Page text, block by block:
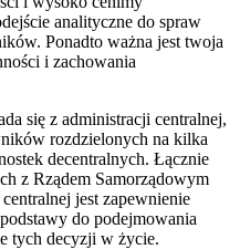
analityczne do spraw
Ponadto ważna jest twoja
i zachowania
się z administracji centralnej,
rozdzielonych na kilka
decentralnych. Łącznie
z Rządem Samorządowym
jest zapewnienie
do podejmowania
tych decyzji w życie.